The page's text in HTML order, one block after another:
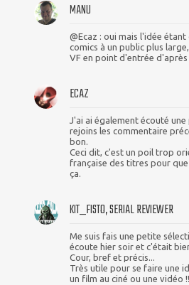
MANU
@Ecaz : oui mais l'idée
comics à un public plus
VF en point d'entrée d'après
ECAZ
J'ai ai également écouté
rejoins les commentaire
bon.
Ceci dit, c'est un poil trop
française des titres pour
ça.
KIT_FISTO, SERIAL REVIEWER
Me suis fais une petite
écoute hier soir et c'était
Cour, bref et précis...
Très utile pour se faire une
un film au ciné ou une vidéo